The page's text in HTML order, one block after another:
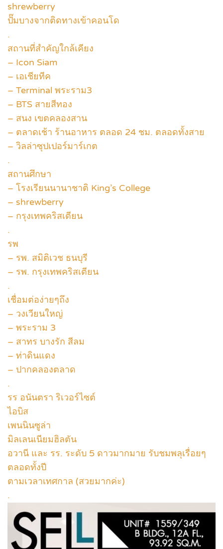
shrewberry
ปั๊มบางจากติดทางเข้าคอนโด
.
สถานที่สำคัญใกล้เคียง
– Icon Siam
– เอเชียทีค
– Terminal พระราม3
– BTS สายสีทอง
– สนง เขตคลองสาน
– ตลาดเช้า ร้านอาหาร ตลอด 24 ชม. ตลอดทั้งสาย
– วิลล่าซุปเปอร์มาร์เกต
.
สถานศึกษา
– โรงเรียนนานาชาติ King’s College
– shrewberry
– กรุงเทพคริสเตียน
.
รพ
– รพ. สมิติเวช ธนบุรี
– รพ. กรุงเทพคริสเตียน
.
เชื่อมต่อง่ายๆถึง
– วงเวียนใหญ่
– พระราม 3
– สาทร บางรัก สีลม
– ท่าดินแดง
– ปากคลองตลาด
.
รร อนันตรา ริเวอร์ไซต์
ไอบิส
เพนนินซูล่า
มิลเลนเนียมฮิลตัน
อวานี และ รร. ระดับ 5 ดาวมากมาย รับชมพลุเรื่อยๆ
ตลอดทั้งปี
ตามเวลาเทศกาล (สวยมากค่ะ)
.